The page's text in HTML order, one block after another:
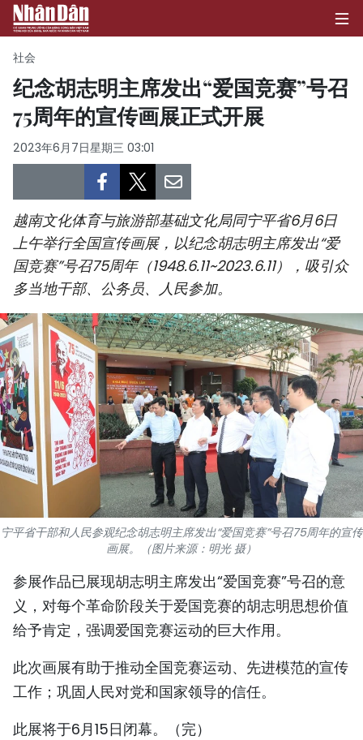
首页
政治
经济
社会
环保
体育
国际
旅游
友谊桥梁
史海
多功能媒体
图表新闻
图库
视频
社会
纪念胡志明主席发出“爱国竞赛”号召
75周年的宣传画展正式开展
2023年6月7日星期三 03:01
越南文化体育与旅游部基础文化局同宁平省6月6日
上午举行全国宣传画展，以纪念胡志明主席发出“爱
国竞赛”号召75周年（1948.6.11~2023.6.11），吸引众
多当地干部、公务员、人民参加。
宁平省干部和人民参观纪念胡志明主席发出“爱国竞赛”号召75周年的宣传
画展。（图片来源：明光 摄）
参展作品已展现胡志明主席发出“爱国竞赛”号召的意
义，对每个革命阶段关于爱国竞赛的胡志明思想价值
给予肯定，强调爱国竞赛运动的巨大作用。
此次画展有助于推动全国竞赛运动、先进模范的宣传
工作；巩固人民对党和国家领导的信任。
此展将于6月15日闭幕。（完）